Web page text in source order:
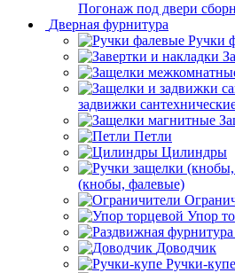
Погонаж под двери
Дверная фурнитура
Ручки
задвижки
Петли
Цилиндры
(кнобы, фалевые)
Упор
Доводчик
Ручки-купе